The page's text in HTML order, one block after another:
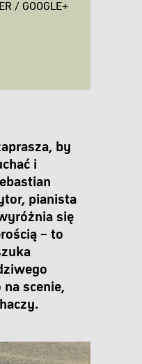
/ GOOGLE+
by
i
pianista
się
– to
scenie,